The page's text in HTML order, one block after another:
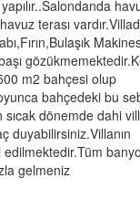
terası
m2 bahçesi olup
bahçedeki bu
dönemde dahi
duyabilirsiniz.Villanın
edilmektedir.Tüm
gelmeniz